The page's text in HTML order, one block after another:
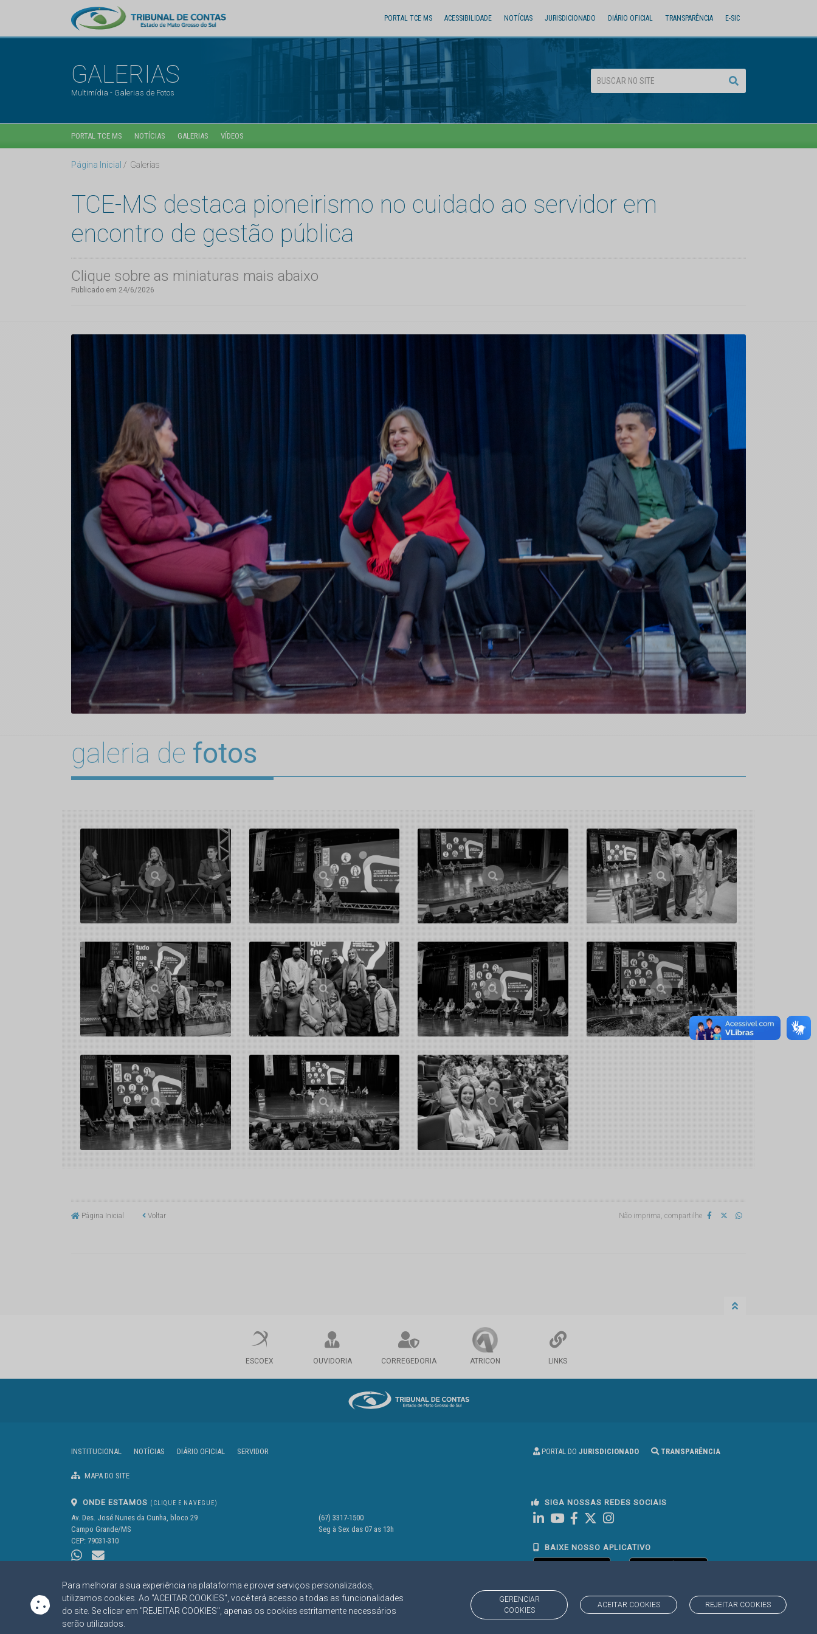
Para melhorar a sua experiência na plataforma e prover serviços personalizados,
utilizamos cookies. Ao "ACEITAR COOKIES", você terá acesso a todas as funcionalidades
do site. Se clicar em "REJEITAR COOKIES", apenas os cookies estritamente necessários
serão utilizados.
GERENCIAR
COOKIES
ACEITAR COOKIES REJEITAR COOKIES
PORTAL TCE MS ACESSIBILIDADE NOTÍCIAS JURISDICIONADO DIÁRIO OFICIAL TRANSPARÊNCIA E-SIC
GALERIAS
Multimídia - Galerias de Fotos
PORTAL TCE MS NOTÍCIAS GALERIAS VÍDEOS
Página Inicial Galerias
TCE-MS destaca pioneirismo no cuidado ao servidor em
encontro de gestão pública
Clique sobre as miniaturas mais abaixo
Publicado em 24/6/2026
galeria de fotos
Página Inicial Voltar Não imprima, compartilhe
ESCOEX OUVIDORIA CORREGEDORIA ATRICON LINKS
INSTITUCIONAL NOTÍCIAS DIÁRIO OFICIAL SERVIDOR PORTAL DO JURISDICIONADO TRANSPARÊNCIA
MAPA DO SITE
ONDE ESTAMOS (CLIQUE E NAVEGUE)
Av. Des. José Nunes da Cunha, bloco 29
Campo Grande/MS
CEP: 79031-310
(67) 3317-1500
Seg à Sex das 07 as 13h
SIGA NOSSAS REDES SOCIAIS
Linked In
Youtube
FacebookInstagram
BAIXE NOSSO APLICATIVO
https://www.tce.ms.gov.br